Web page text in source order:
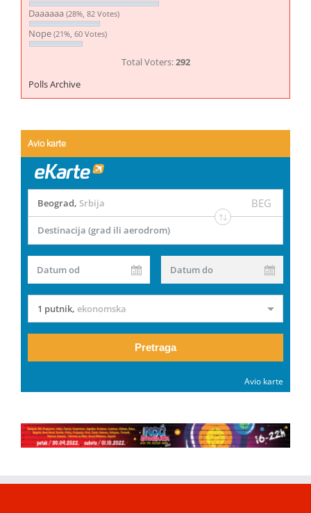
Daaaaaa (28%, 82 Votes)
Nope (21%, 60 Votes)
Total Voters:292
Polls Archive
Avio karte
Beograd, Srbija BEG
Destinacija (grad ili aerodrom)
Datum od Datum do
1 putnik, ekonomska
Pretraga
Avio karte